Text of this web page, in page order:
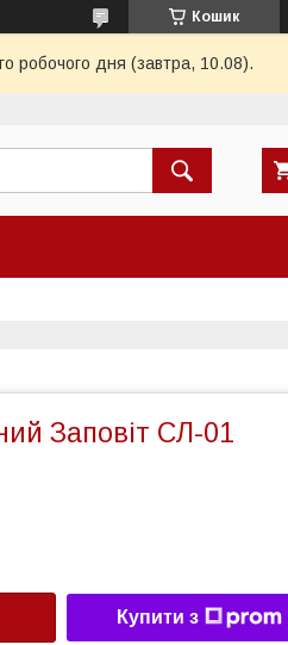
Кошик
робочого дня (завтра, 10.08).
Заповіт СЛ-01
Купити з